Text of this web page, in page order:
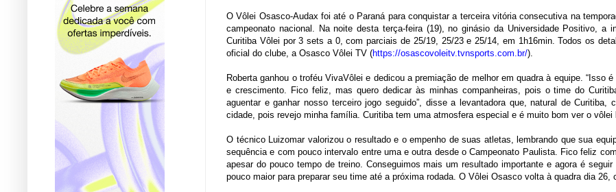
O Vôlei Osasco-Audax foi até o Paraná para conquistar a terceira vitória consecutiva na
campeonato nacional. Na noite desta terça-feira (19), no ginásio da Universidade Positivo, a
Curitiba Vôlei por 3 sets a 0, com parciais de 25/19, 25/23 e 25/14, em 1h16min. Todos os
oficial do clube, a Osasco Vôlei TV (https://osascovoleitv.tvnsports.com.br/).
Roberta ganhou o troféu VivaVôlei e dedicou a premiação de melhor em quadra à equipe. “Isso
e crescimento. Fico feliz, mas quero dedicar às minhas companheiras, pois o time do
aguentar e ganhar nosso terceiro jogo seguido”, disse a levantadora que, natural de
cidade, pois revejo minha família. Curitiba tem uma atmosfera especial e é muito bom ver o vôlei
O técnico Luizomar valorizou o resultado e o empenho de suas atletas, lembrando que sua
sequência e com pouco intervalo entre uma e outra desde o Campeonato Paulista. Fico feliz
apesar do pouco tempo de treino. Conseguimos mais um resultado importante e agora é
pouco maior para preparar seu time até a próxima rodada. O Vôlei Osasco volta à quadra dia 26,